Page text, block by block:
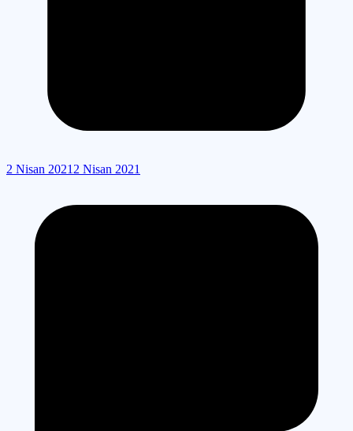
2 Nisan 2021 2 Nisan 2021